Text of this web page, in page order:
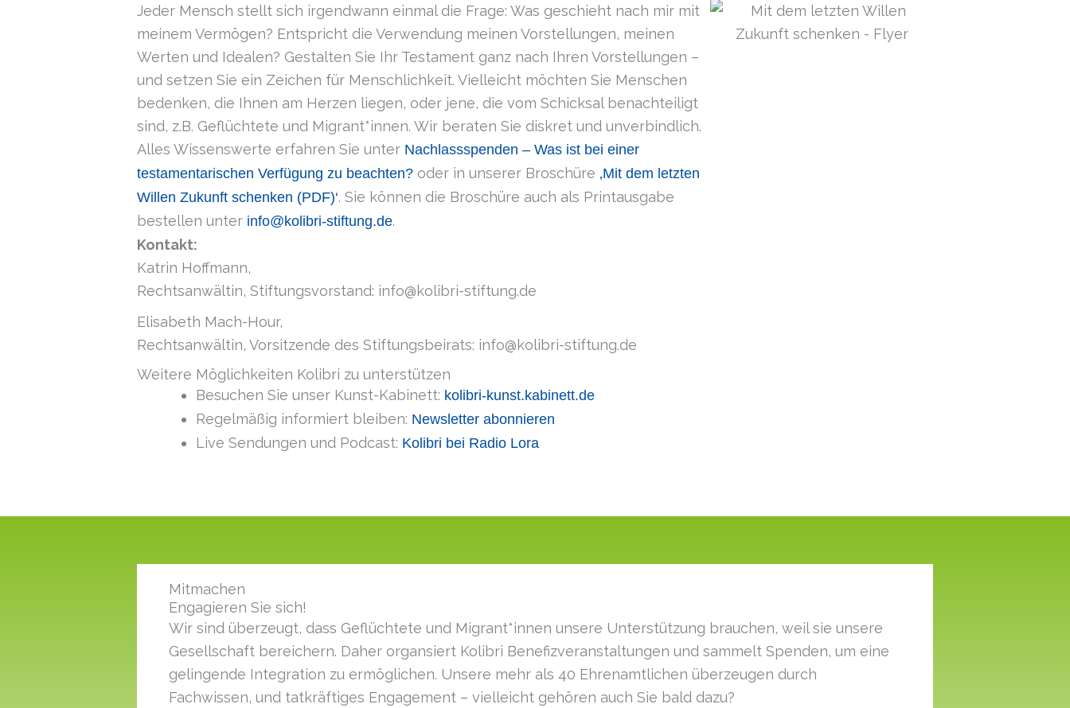
Jeder Mensch stellt sich irgendwann einmal die Frage: Was geschieht nach mir mit
meinem Vermögen? Entspricht die Verwendung meinen Vorstellungen, meinen
Werten und Idealen? Gestalten Sie Ihr Testament ganz nach Ihren Vorstellungen –
und setzen Sie ein Zeichen für Menschlichkeit. Vielleicht möchten Sie Menschen
bedenken, die Ihnen am Herzen liegen, oder jene, die vom Schicksal benachteiligt
sind, z.B. Geflüchtete und Migrant*innen. Wir beraten Sie diskret und unverbindlich.
Alles Wissenswerte erfahren Sie unter Nachlassspenden – Was ist bei einer
testamentarischen Verfügung zu beachten? oder in unserer Broschüre ‚Mit dem letzten
Willen Zukunft schenken (PDF)‘. Sie können die Broschüre auch als Printausgabe
bestellen unter info@kolibri-stiftung.de.
Kontakt:
Katrin Hoffmann,
Rechtsanwältin, Stiftungsvorstand: info@kolibri-stiftung.de
Elisabeth Mach-Hour,
Rechtsanwältin, Vorsitzende des Stiftungsbeirats: info@kolibri-stiftung.de
Weitere Möglichkeiten Kolibri zu unterstützen
Besuchen Sie unser Kunst-Kabinett: kolibri-kunst.kabinett.de
Regelmäßig informiert bleiben: Newsletter abonnieren
Live Sendungen und Podcast: Kolibri bei Radio Lora
Mitmachen
Engagieren Sie sich!
Wir sind überzeugt, dass Geflüchtete und Migrant*innen unsere Unterstützung brauchen, weil sie unsere
Gesellschaft bereichern. Daher organsiert Kolibri Benefiz­veranstaltungen und sammelt Spenden, um eine
gelingende Integration zu ermöglichen. Unsere mehr als 40 Ehrenamtlichen überzeugen durch
Fachwissen, und tatkräftiges Engagement – vielleicht gehören auch Sie bald dazu?